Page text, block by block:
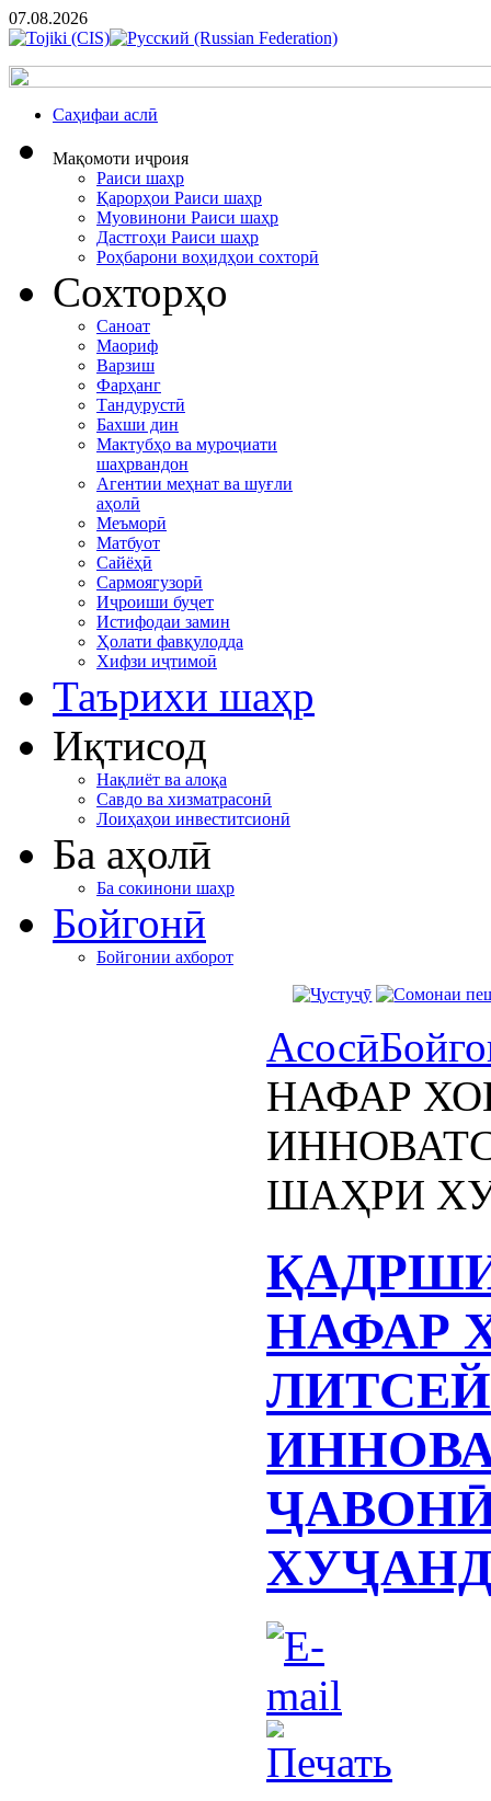
07.08.2026
Cаҳифаи аслӣ
Мақомоти иҷроия
Раиси шаҳр
Қарорҳои Раиси шаҳр
Муовинони Раиси шаҳр
Дастгоҳи Раиси шаҳр
Роҳбарони воҳидҳои сохторӣ
Сохторҳо
Саноат
Маориф
Варзиш
Фарҳанг
Тандурустӣ
Бахши дин
Мактубҳо ва муроҷиати
шаҳрвандон
Агентии меҳнат ва шуғли
аҳолӣ
Меъморӣ
Матбуот
Сайёҳӣ
Сармоягузорӣ
Иҷроиши буҷет
Истифодаи замин
Ҳолати фавқулодда
Хифзи иҷтимоӣ
Таърихи шаҳр
Иқтисод
Нақлиёт ва алоқа
Савдо ва хизматрасонӣ
Лоиҳаҳои инвеститсионӣ
Ба аҳолӣ
Ба сокинони шаҳр
Бойгонӣ
Бойгонии ахборот
Асосӣ
НАФАР
ШАҲРИ
НАФАР